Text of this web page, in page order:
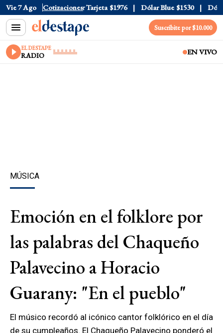
Vie 7 Ago Cotizaciones
$1520 Dólar Tarjeta $1976 Dólar Blue $1530 Dólar
Suscribite por $10.000
EL DESTAPE
RADIO EN VIVO
MÚSICA
Emoción en el folklore por
las palabras del Chaqueño
Palavecino a Horacio
Guarany: "En el pueblo"
El músico recordó al icónico cantor folklórico en el día
de su cumpleaños. El Chaqueño Palavecino ponderó el